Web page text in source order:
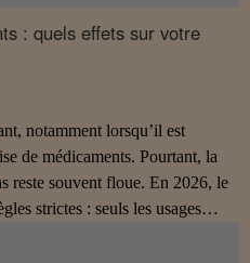
: quels effets sur votre
notamment lorsqu’il est
de médicaments. Pourtant, la
reste souvent floue. En 2026, le
strictes : seuls les usages
article propose une mise au